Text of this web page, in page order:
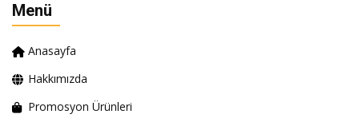
Menü
Anasayfa
Hakkımızda
Promosyon Ürünleri